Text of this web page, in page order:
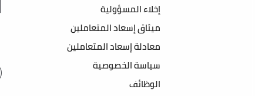
إخلاء المسؤولية
ميثاق إسعاد المتعاملين
معادلة إسعاد المتعاملين
سياسة الخصوصية
الوظائف